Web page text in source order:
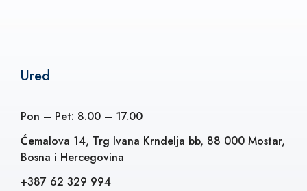
Ured
Pon – Pet: 8.00 – 17.00
Ćemalova 14, Trg Ivana Krndelja bb, 88 000 Mostar,
Bosna i Hercegovina
+387 62 329 994